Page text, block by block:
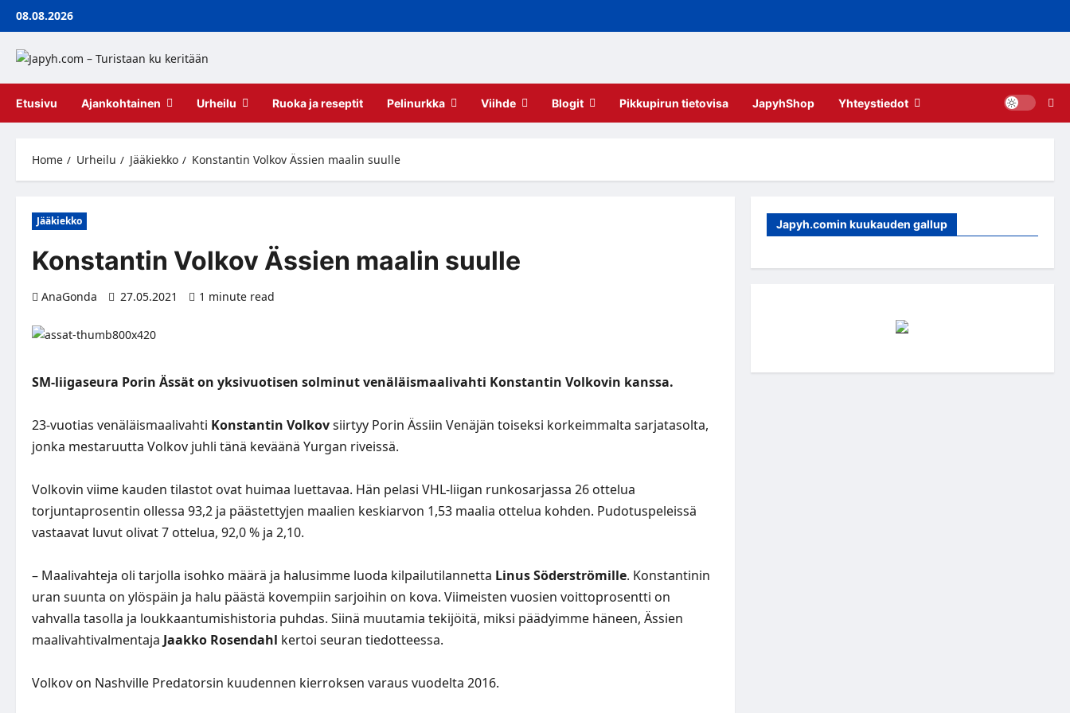
Skip08.08.2026
Etusivu Ajankohtainen Urheilu Ruoka ja reseptit Pelinurkka Viihde Blogit Pikkupirun tietovisa JapyhShop Yhteystiedot
Home Urheilu Jääkiekko Konstantin Volkov Ässien maalin suulle
Jääkiekko
Konstantin Volkov Ässien maalin suulle
AnaGonda 27.05.2021 1 minute read
SM-liigaseura Porin Ässät on yksivuotisen solminut venäläismaalivahti Konstantin Volkovin kanssa.
23-vuotias venäläismaalivahti Konstantin Volkovsiirtyy Porin Ässiin Venäjän toiseksi korkeimmalta sarjatasolta,
jonka mestaruutta Volkov juhli tänä keväänä Yurgan riveissä.
Volkovin viime kauden tilastot ovat huimaa luettavaa. Hän pelasi VHL-liigan runkosarjassa 26 ottelua
torjuntaprosentin ollessa 93,2 ja päästettyjen maalien keskiarvon 1,53 maalia ottelua kohden. Pudotuspeleissä
vastaavat luvut olivat 7 ottelua, 92,0 % ja 2,10.
– Maalivahteja oli tarjolla isohko määrä ja halusimme luoda kilpailutilannetta Linus Söderströmille. Konstantinin
uran suunta on ylöspäin ja halu päästä kovempiin sarjoihin on kova. Viimeisten vuosien voittoprosentti on
vahvalla tasolla ja loukkaantumishistoria puhdas. Siinä muutamia tekijöitä, miksi päädyimme häneen, Ässien
maalivahtivalmentaja Jaakko Rosendahl kertoi seuran tiedotteessa.
Volkov on Nashville Predatorsin kuudennen kierroksen varaus vuodelta 2016.
Japyh.comin kuukauden gallup